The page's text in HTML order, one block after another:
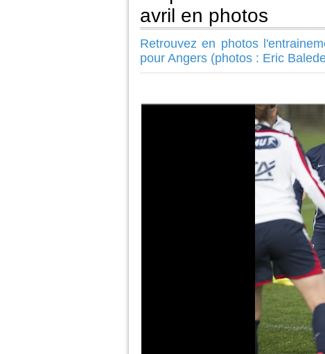
avril en photos
Retrouvez en photos
pour Angers (photos : Eric